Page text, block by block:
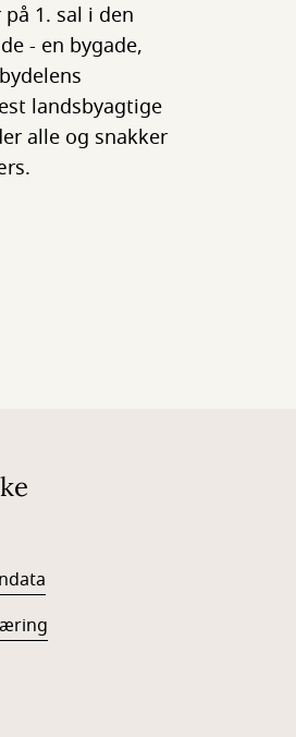
1. sal i den
- en bygade,
landsbyagtige
alle og snakker